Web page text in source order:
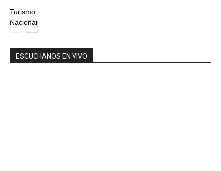
Turismo
Nacional
ESCUCHANOS EN VIVO